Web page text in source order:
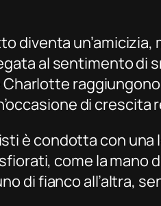
diventa
al sentimento di
di crescita
è condotta con
come la mano
di fianco all’altra,